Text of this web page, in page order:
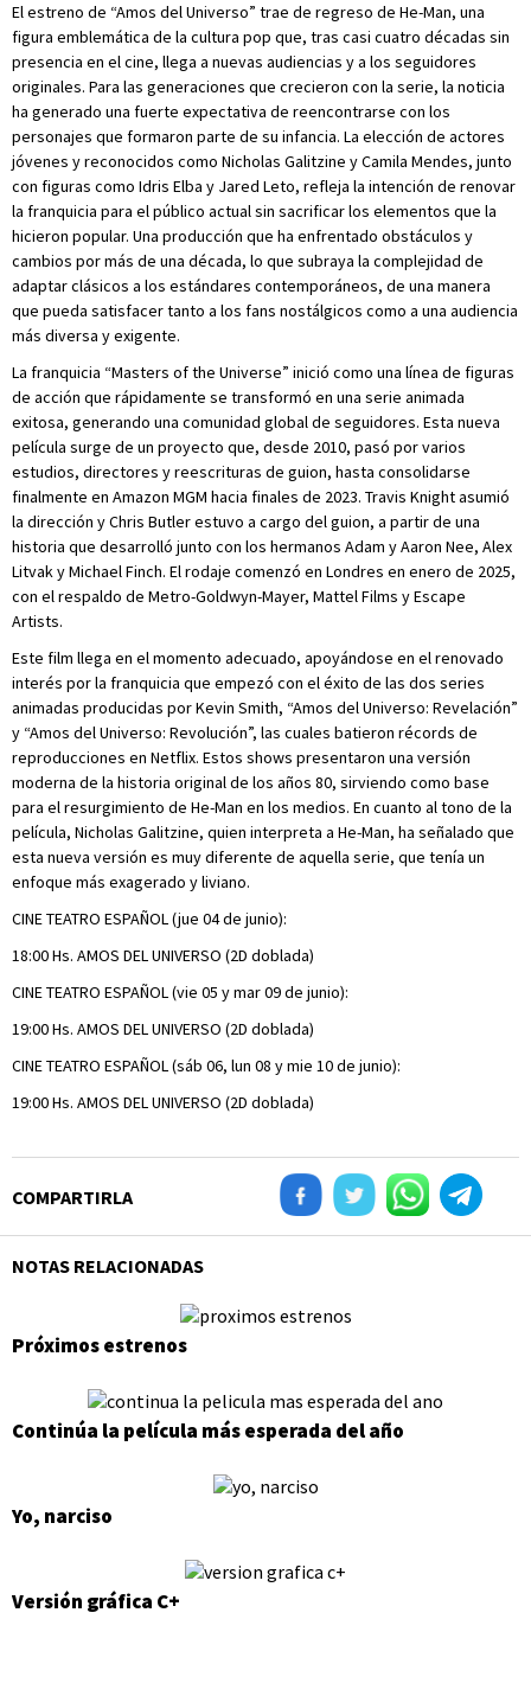
El estreno de “Amos del Universo” trae de regreso de He-Man, una
figura emblemática de la cultura pop que, tras casi cuatro décadas sin
presencia en el cine, llega a nuevas audiencias y a los seguidores
originales. Para las generaciones que crecieron con la serie, la noticia
ha generado una fuerte expectativa de reencontrarse con los
personajes que formaron parte de su infancia. La elección de actores
jóvenes y reconocidos como Nicholas Galitzine y Camila Mendes, junto
con figuras como Idris Elba y Jared Leto, refleja la intención de renovar
la franquicia para el público actual sin sacrificar los elementos que la
hicieron popular. Una producción que ha enfrentado obstáculos y
cambios por más de una década, lo que subraya la complejidad de
adaptar clásicos a los estándares contemporáneos, de una manera
que pueda satisfacer tanto a los fans nostálgicos como a una audiencia
más diversa y exigente.
La franquicia “Masters of the Universe” inició como una línea de figuras
de acción que rápidamente se transformó en una serie animada
exitosa, generando una comunidad global de seguidores. Esta nueva
película surge de un proyecto que, desde 2010, pasó por varios
estudios, directores y reescrituras de guion, hasta consolidarse
finalmente en Amazon MGM hacia finales de 2023. Travis Knight asumió
la dirección y Chris Butler estuvo a cargo del guion, a partir de una
historia que desarrolló junto con los hermanos Adam y Aaron Nee, Alex
Litvak y Michael Finch. El rodaje comenzó en Londres en enero de 2025,
con el respaldo de Metro-Goldwyn-Mayer, Mattel Films y Escape
Artists.
Este film llega en el momento adecuado, apoyándose en el renovado
interés por la franquicia que empezó con el éxito de las dos series
animadas producidas por Kevin Smith, “Amos del Universo: Revelación”
y “Amos del Universo: Revolución”, las cuales batieron récords de
reproducciones en Netflix. Estos shows presentaron una versión
moderna de la historia original de los años 80, sirviendo como base
para el resurgimiento de He-Man en los medios. En cuanto al tono de la
película, Nicholas Galitzine, quien interpreta a He-Man, ha señalado que
esta nueva versión es muy diferente de aquella serie, que tenía un
enfoque más exagerado y liviano.
CINE TEATRO ESPAÑOL (jue 04 de junio):
18:00 Hs. AMOS DEL UNIVERSO (2D doblada)
CINE TEATRO ESPAÑOL (vie 05 y mar 09 de junio):
19:00 Hs. AMOS DEL UNIVERSO (2D doblada)
CINE TEATRO ESPAÑOL (sáb 06, lun 08 y mie 10 de junio):
19:00 Hs. AMOS DEL UNIVERSO (2D doblada)
COMPARTIRLA
NOTAS RELACIONADAS
Próximos estrenos
Continúa la película más esperada del año
Yo, narciso
Versión gráfica C+